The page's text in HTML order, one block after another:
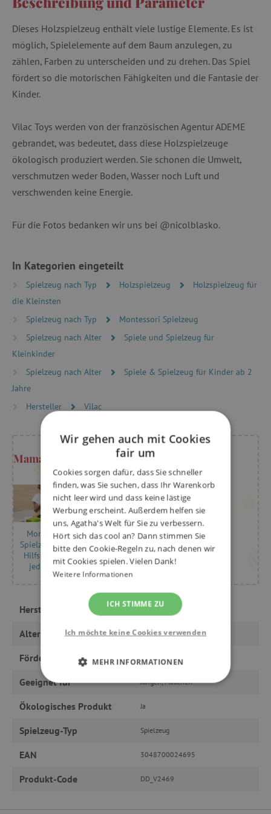
Dieses Holzspielzeug enthält viele lustige Elemente. Es ist
möglich, Spielelemente auf dem Baum anzulegen, zu
zählen, Farben zu unterscheiden und zu drehen. Das Spiel
fördert so die motorischen Fähigkeiten und die Fantasie der
Kinder.
Vilac Toys werden von der französischen Agentur ADEME
gebrandet, was bedeutet, dass diese Holzspielzeuge
ökologisch produziert werden. Sie schonen die Umwelt,
verschmutzen weder Boden, Wasser noch Luft und
verschwenden keine Energie.
Für die Fotos bedanken wir uns bei @nicolblasko.
In Kategorien eingeteilt
Spielzeug nach Typ Holzspielzeug
Holzspielzeug für
die Kleinsten
Spielzeug nach Typ
Montessori Spielzeug
Spielzeug nach Alter
Spiele und Spielzeug für
Kleinkinder
Spielzeug nach Alter
Spiele & Spielzeug für Kinder ab 2
Jahre
Hersteller
Vilac
Mama Kristýna rät
Montessori-
Spielzeug und -
Hilfsmittel für
jedes Alter
Hersteller Vilac
Alter ab 1 Jahr, ab 2 Jahre
Fördert Mathematik, Motorik
Geeignet für Jungen, Mädchen
Ökologisches Produkt Ja
Spielzeug-Typ Spielzeug
EAN 3048700024695
Produkt-Code DD_V2469
Wir gehen auch mit Cookies
fair um
Cookies sorgen dafür, dass Sie schneller
finden, was Sie suchen, dass Ihr Warenkorb
nicht leer wird und dass keine lästige
Werbung erscheint. Außerdem helfen sie
uns, Agatha's Welt für Sie zu verbessern.
Hört sich das cool an? Dann stimmen Sie
bitte den Cookie-Regeln zu, nach denen wir
mit Cookies spielen. Vielen Dank!
Weitere Informationen
ICH STIMME ZU
Ich möchte keine Cookies verwenden
MEHR INFORMATIONEN
UNBEDINGT ERFORDERLICH